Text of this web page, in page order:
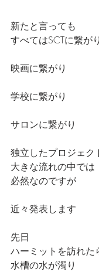
新たと言っても
すべてはSCTに繋がり
映画に繋がり
学校に繋がり
サロンに繋がり
独立したプロジェク
大きな流れの中では
必然なのですが
近々発表します
先日
ハーミットを訪れた
水槽の水が濁り